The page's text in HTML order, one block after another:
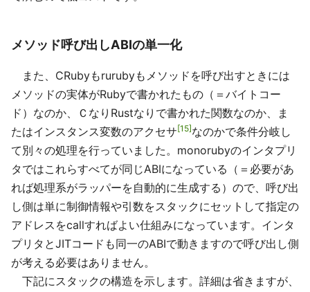
メソッド呼び出しABIの単一化
また、CRubyもrurubyもメソッドを呼び出すときには
メソッドの実体がRubyで書かれたもの（＝バイトコー
ド）なのか、ＣなりRustなりで書かれた関数なのか、ま
たはインスタンス変数のアクセサ 15 なのかで条件分岐し
て別々の処理を行っていました。monorubyのインタプリ
タではこれらすべてが同じABIになっている（＝必要があ
れば処理系がラッパーを自動的に生成する）ので、呼び出
し側は単に制御情報や引数をスタックにセットして指定の
アドレスをcallすればよい仕組みになっています。インタ
プリタとJITコードも同一のABIで動きますので呼び出し側
が考える必要はありません。
下記にスタックの構造を示します。詳細は省きますが、